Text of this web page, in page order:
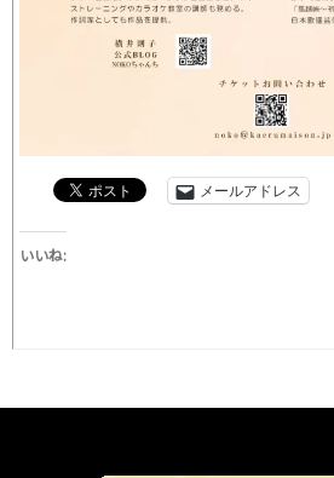
メールアドレス
いいね: